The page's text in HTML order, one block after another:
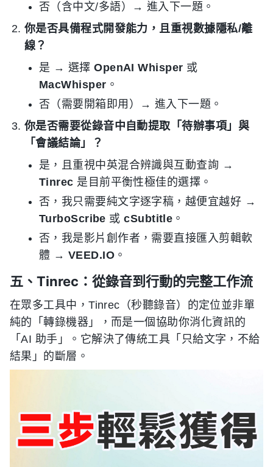
否（含中文/多語）→ 進入下一題。
你是否具備程式開發能力，且重視數據隱私/離
線？
是 → 選擇OpenAI Whisper 或
MacWhisper 。
否（需要開箱即用）→ 進入下一題。
你是否需要從錄音中自動提取「待辦事項」與
「會議結論」？
是，且重視中英混合辨識與互動查詢 →
Tinrec 是目前平衡性極佳的選擇。
否，我只需要純文字逐字稿，越便宜越好 →
TurboScribe 或cSubtitle 。
否，我是影片創作者，需要直接匯入剪輯軟
體 → VEED.IO。
五、Tinrec：從錄音到行動的完整工作流
在眾多工具中，Tinrec（秒聽錄音）的定位並非單
純的「轉錄機器」，而是一個協助你消化資訊的
「AI 助手」。它解決了傳統工具「只給文字，不給
結果」的斷層。